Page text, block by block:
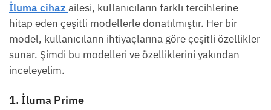
İluma cihaz ailesi, kullanıcıların farklı tercihlerine
hitap eden çeşitli modellerle donatılmıştır. Her bir
model, kullanıcıların ihtiyaçlarına göre çeşitli özellikler
sunar. Şimdi bu modelleri ve özelliklerini yakından
inceleyelim.
1. İluma Prime